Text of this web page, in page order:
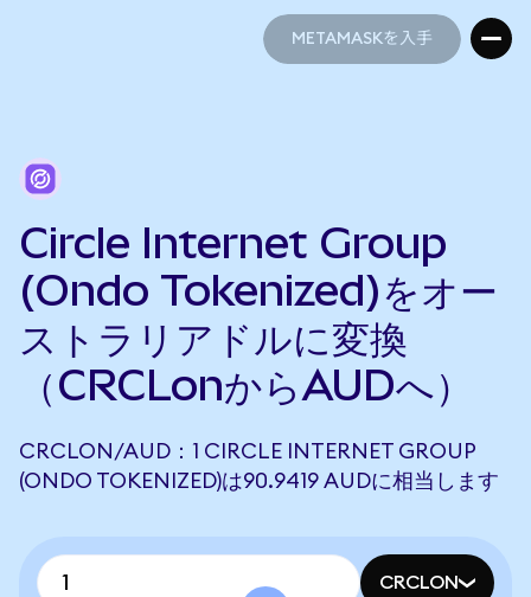
METAMASKを入手
Circle Internet Group
(Ondo Tokenized)をオー
ストラリアドルに変換
（CRCLonからAUDへ）
CRCLON/AUD：1 CIRCLE INTERNET GROUP
(ONDO TOKENIZED)は90.9419 AUDに相当します
CRCLON